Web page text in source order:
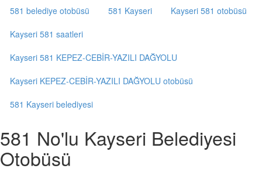
581 belediye otobüsü
581 Kayseri
Kayseri 581 otobüsü
Kayseri 581 saatleri
Kayseri 581 KEPEZ-CEBİR-YAZILI DAĞYOLU
Kayseri KEPEZ-CEBİR-YAZILI DAĞYOLU otobüsü
581 Kayseri belediyesi
581 No'lu Kayseri Belediyesi
Otobüsü